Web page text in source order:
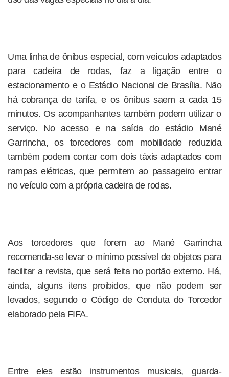
Uma linha de ônibus especial, com veículos adaptados
para cadeira de rodas, faz a ligação entre o
estacionamento e o Estádio Nacional de Brasília. Não
há cobrança de tarifa, e os ônibus saem a cada 15
minutos. Os acompanhantes também podem utilizar o
serviço. No acesso e na saída do estádio Mané
Garrincha, os torcedores com mobilidade reduzida
também podem contar com dois táxis adaptados com
rampas elétricas, que permitem ao passageiro entrar
no veículo com a própria cadeira de rodas.
Aos torcedores que forem ao Mané Garrincha
recomenda-se levar o mínimo possível de objetos para
facilitar a revista, que será feita no portão externo. Há,
ainda, alguns itens proibidos, que não podem ser
levados, segundo o Código de Conduta do Torcedor
elaborado pela FIFA.
Entre eles estão instrumentos musicais, guarda-